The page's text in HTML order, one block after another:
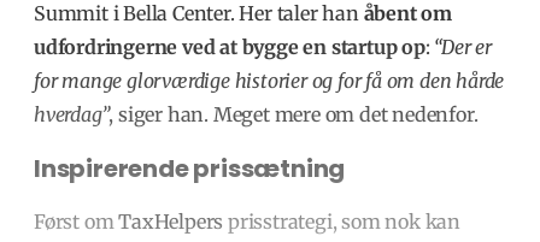
Summit i Bella Center. Her taler han åbent om
udfordringerne ved at bygge en startup op: “Der er
for mange glorværdige historier og for få om den hårde
hverdag”, siger han. Meget mere om det nedenfor.
Inspirerende prissætning
Først omTaxHelpers prisstrategi, som nok kan